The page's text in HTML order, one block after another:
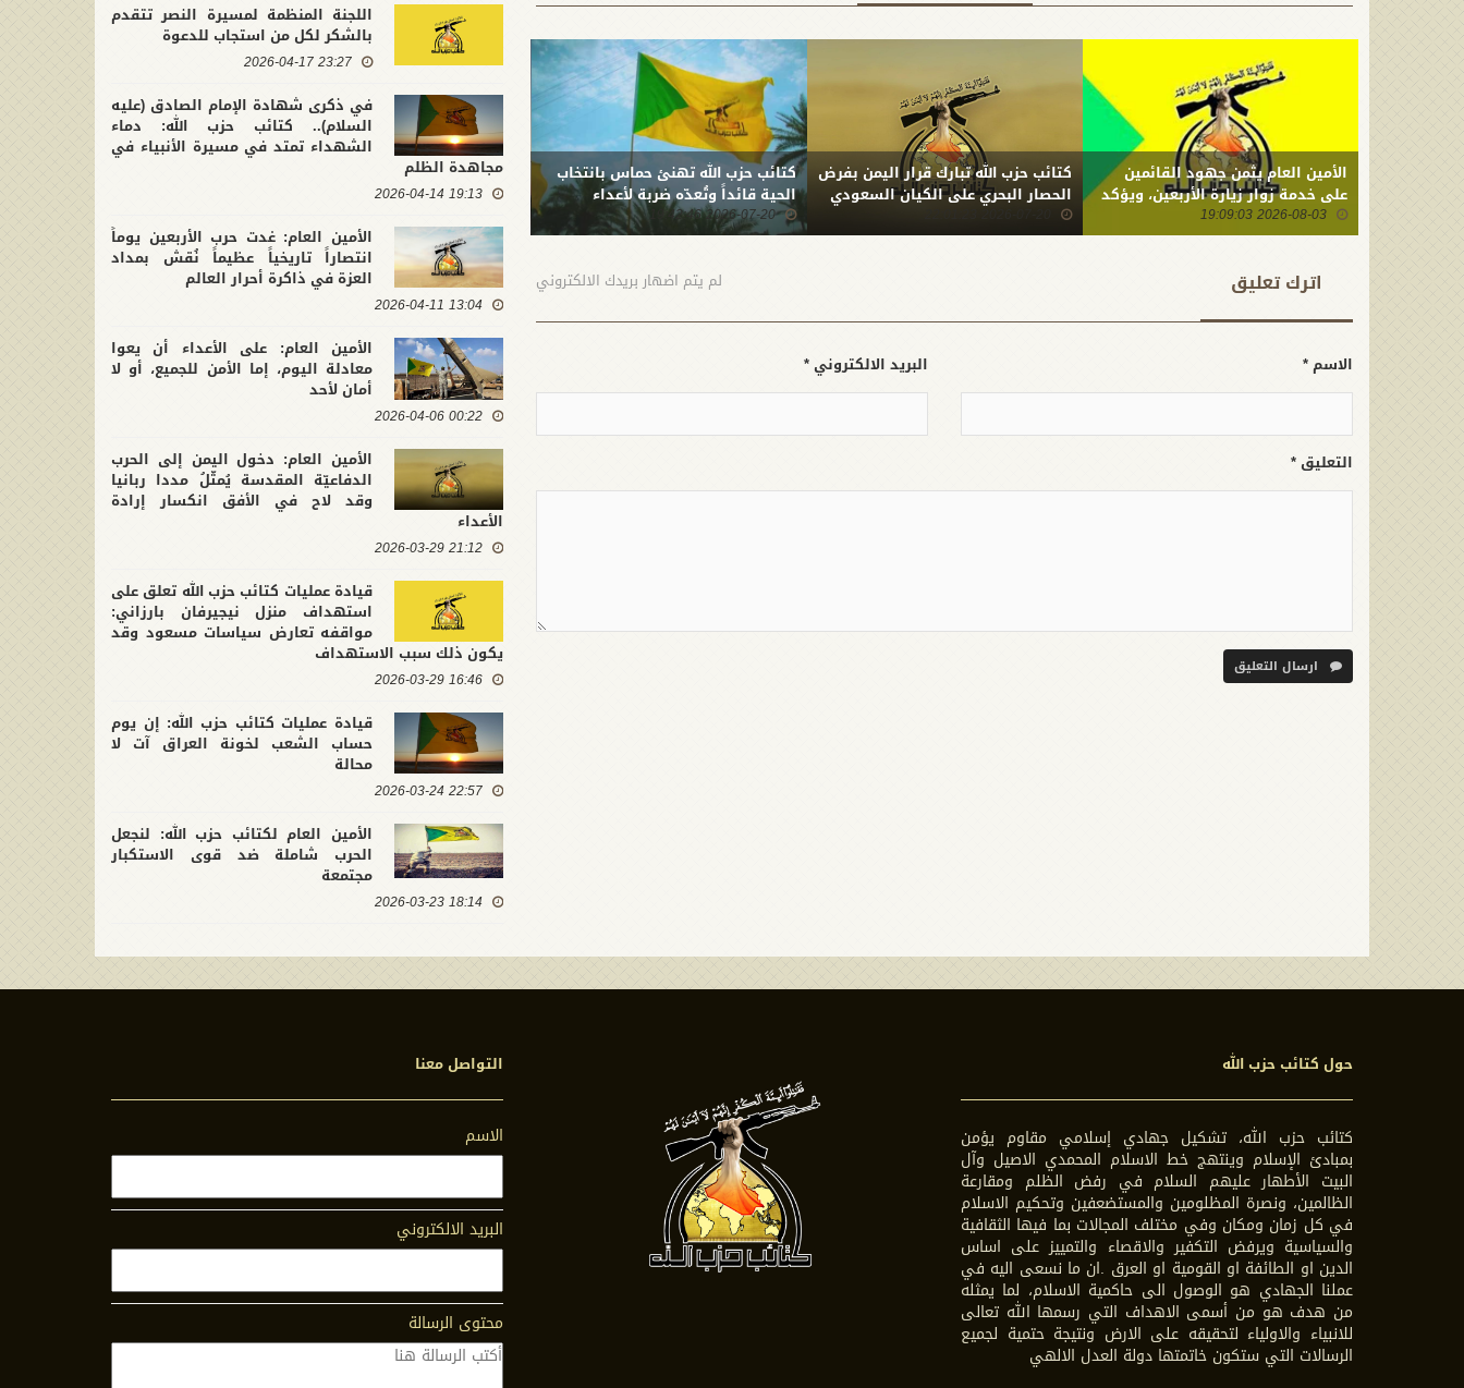
الأمين العام يثمن جهود القائمين
على خدمة زوار زيارة الأربعين، ويؤكد
أن ما ارتكبه العدو من جريمة بحق
أبنائنا يستدعي التمسك بالسلاح
2026-08-03 19:09:03
كتائب حزب الله تبارك قرار اليمن بفرض
الحصار البحري على الكيان السعودي
2026-07-20 22:01:23
كتائب حزب الله تهنئ حماس بانتخاب
الحية قائداً وتُعدّه ضربة لأعداء
الشعب الفلسطيني
2026-07-20 19:42:46
بعد التشييع التاريخي لقائد محور
المقاومة.. الأمين العام لكتائب حزب
الثبات في النهج المقاوم لهيمنة
المستكبرين والظلمة
المقاومة
اترك تعلیق لم يتم اضهار بريدك الالكتروني
الاسم * البريد الالكتروني *
التعليق *
ارسال التعليق
اللجنة المنظمة لمسيرة النصر تتقدم
بالشكر لكل من استجاب للدعوة
23:27 2026-04-17
في ذكرى شهادة الإمام الصادق (عليه
السلام).. كتائب حزب الله: دماء
الشهداء تمتد في مسيرة الأنبياء في
مجاهدة الظلم
19:13 2026-04-14
الأمين العام: غدت حرب الأربعين يوماً
انتصاراً تاريخياً عظيماً نُقش بمداد
العزة في ذاكرة أحرار العالم
13:04 2026-04-11
الأمين العام: على الأعداء أن يعوا
معادلة اليوم، إما الأمن للجميع، أو لا
أمان لأحد
00:22 2026-04-06
الأمين العام: دخول اليمن إلى الحرب
الدفاعيّة المقدسة يُمثّلُ مددا ربانيا
وقد لاح في الأفق انكسار إرادة
الأعداء
21:12 2026-03-29
قيادة عمليات كتائب حزب الله تعلق على
استهداف منزل نيجيرفان بارزاني:
مواقفه تعارض سياسات مسعود وقد
يكون ذلك سبب الاستهداف
16:46 2026-03-29
قيادة عمليات كتائب حزب الله: إن يوم
حساب الشعب لخونة العراق آت لا
محالة
22:57 2026-03-24
الأمين العام لكتائب حزب الله: لنجعل
الحرب شاملة ضد قوى الاستكبار
مجتمعة
18:14 2026-03-23
حول كتائب حزب الله
كتائب حزب الله، تشكيل جهادي إسلامي مقاوم يؤمن
بمبادئ الإسلام وينتهج خط الاسلام المحمدي الاصيل وآل
البيت الأطهار عليهم السلام في رفض الظلم ومقارعة
الظالمين، ونصرة المظلومين والمستضعفين وتحكيم الاسلام
في كل زمان ومكان وفي مختلف المجالات بما فيها الثقافية
والسياسية ويرفض التكفير والاقصاء والتمييز على اساس
الدين او الطائفة او القومية او العرق .ان ما نسعى اليه في
عملنا الجهادي هو الوصول الى حاكمية الاسلام، لما يمثله
من هدف هو من أسمى الاهداف التي رسمها الله تعالى
للانبياء والاولياء لتحقيقه على الارض ونتيجة حتمية لجميع
الرسالات التي ستكون خاتمتها دولة العدل الالهي
التواصل معنا
الاسم
البريد الالكتروني
محتوى الرسالة